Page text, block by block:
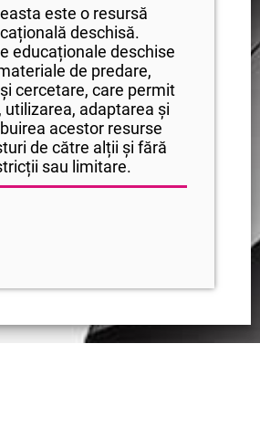
este o resursă
deschisă.
educaționale deschise
de predare,
cercetare, care permit
utilizarea, adaptarea și
acestor resurse
de către alții și fără
sau limitare.